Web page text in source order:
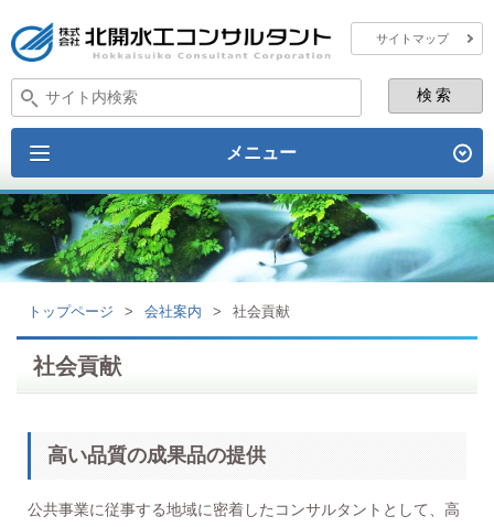
サイトマップ
メニュー
トップページ > 会社案内 > 社会貢献
社会貢献
高い品質の成果品の提供
公共事業に従事する地域に密着したコンサルタントとして、高